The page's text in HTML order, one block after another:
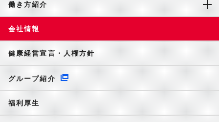
働き方紹介
会社情報
健康経営宣言・人権方針
グループ紹介
福利厚生